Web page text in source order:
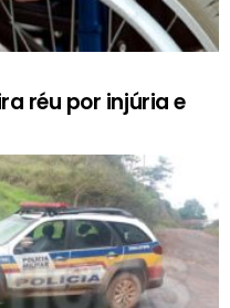
réu por injúria e